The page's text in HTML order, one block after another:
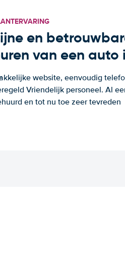
en
van een
website, eenvoudig
Vriendelijk personeel. Al
en tot nu toe zeer tevreden